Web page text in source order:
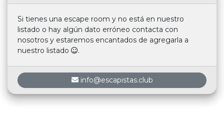
Si tienes una escape room y no está en nuestro
listado o hay algún dato erróneo contacta con
nosotros y estaremos encantados de agregarla a
nuestro listado
.
info@escapistas.club